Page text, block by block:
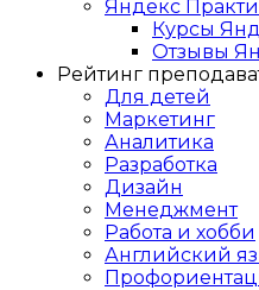
Яндекс
Курсы
Отзывы
Рейтинг
Для детей
Маркетинг
Аналитика
Разработка
Дизайн
Менеджмент
Работа и хобби
Английский